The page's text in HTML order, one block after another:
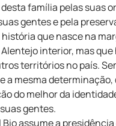
família pelas suas
gentes e pela
que nasce na
interior, mas que
territórios no país.
a mesma
do melhor da
gentes.
assume a presidência